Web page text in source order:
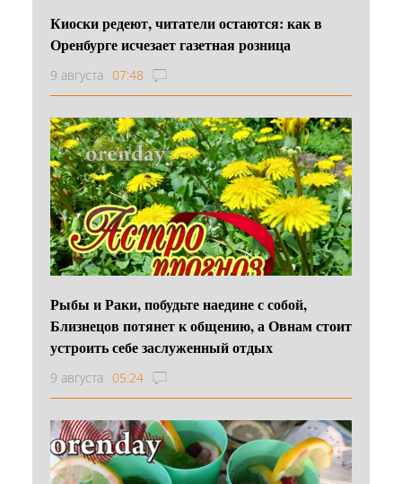
Киоски редеют, читатели остаются: как в
Оренбурге исчезает газетная розница
9 августа 07:48
Рыбы и Раки, побудьте наедине с собой,
Близнецов потянет к общению, а Овнам стоит
устроить себе заслуженный отдых
9 августа 05:24